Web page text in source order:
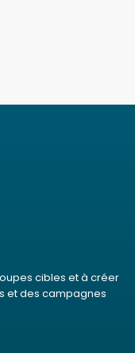
cibles et à créer
et des campagnes